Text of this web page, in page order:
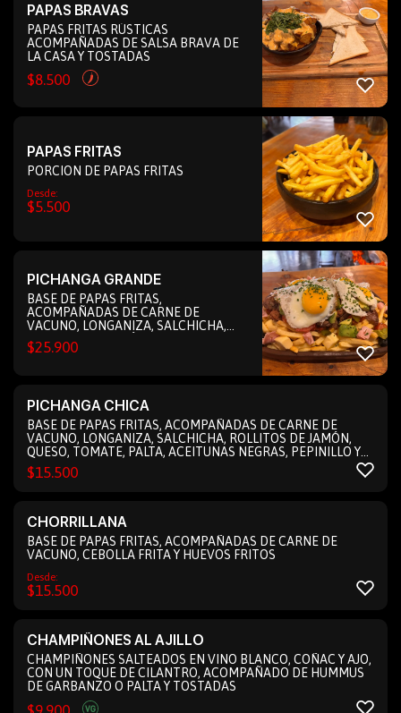
PAPAS BRAVAS
PAPAS FRITAS RÚSTICAS
ACOMPAÑADAS DE SALSA BRAVA DE
LA CASA Y TOSTADAS
$8.500
PAPAS FRITAS
PORCION DE PAPAS FRITAS
Desde:
$5.500
PICHANGA GRANDE
BASE DE PAPAS FRITAS,
ACOMPAÑADAS DE CARNE DE
VACUNO, LONGANIZA, SALCHICHA,
ROLLITOS DE JAMÓN, QUESO,
TOMATE, PALTA, ACEITUNAS NEGRAS,
$25.900
PICHANGA CHICA
BASE DE PAPAS FRITAS, ACOMPAÑADAS DE CARNE DE
VACUNO, LONGANIZA, SALCHICHA, ROLLITOS DE JAMÓN,
QUESO, TOMATE, PALTA, ACEITUNAS NEGRAS, PEPINILLO Y
HUEVOS FRITOS.
$15.500
CHORRILLANA
BASE DE PAPAS FRITAS, ACOMPAÑADAS DE CARNE DE
VACUNO, CEBOLLA FRITA Y HUEVOS FRITOS
Desde:
$15.500
CHAMPIÑONES AL AJILLO
CHAMPIÑONES SALTEADOS EN VINO BLANCO, COÑAC Y AJO,
CON UN TOQUE DE CILANTRO, ACOMPAÑADO DE HUMMUS
DE GARBANZO O PALTA Y TOSTADAS